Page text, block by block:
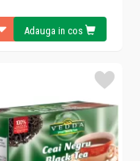
Adauga in cos